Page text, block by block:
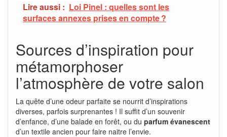
Lire aussi : Loi Pinel : quelles sont les
surfaces annexes prises en compte ?
Sources d’inspiration pour
métamorphoser
l’atmosphère de votre salon
La quête d’une odeur parfaite se nourrit d’inspirations
diverses, parfois surprenantes ! Il suffit d’un souvenir
d’enfance, d’une balade en forêt, ou du parfum évanescent
d’un textile ancien pour faire naitre l’envie.